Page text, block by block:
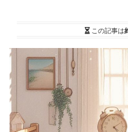
この記事は